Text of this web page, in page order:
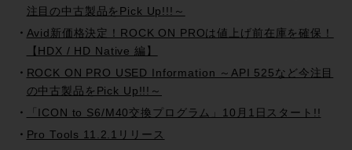
注目の中古製品をPick Up!!!～
Avid新価格決定！ROCK ON PROは値上げ前在庫を確保！
【HDX / HD Native 編】
ROCK ON PRO USED Information ～API 525など今注目
の中古製品をPick Up!!!～
「ICON to S6/M40交換プログラム」10月1日スタート!!
Pro Tools 11.2.1リリース